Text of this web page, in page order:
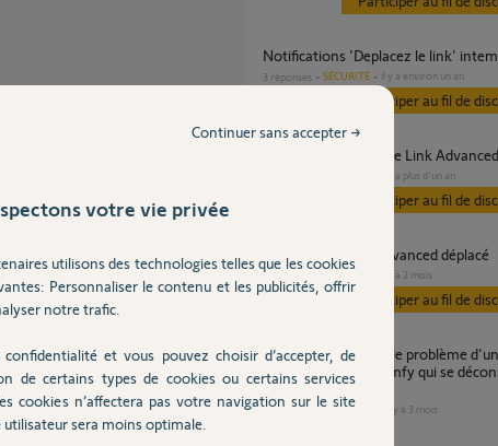
Partager cette question
de discussion
Notifications 'Deplacez le link'
3 réponses SÉCURITÉ il y a environ un an
Participer au fil de
Message "Déplacez le Link
il y a plus d'un an
Participer au fil de
Fausse alerte link advanced déplacé
6 il y a 2 mois
Participer au fil de
Comment résoudre le problème d'une
Outdoor caméra somfy qui se
wifi ?
22réponses SÉCURITÉ il y a 3 mois
votre vie privée
utilisons des technologies telles que les cookies
Personnaliser le contenu et les publicités, offrir
notre trafic.
et vous pouvez choisir d’accepter, de
de certains types de cookies ou certains services
cookies n’affectera pas votre navigation sur le site
sera moins optimale.
Continuer sans accepter →